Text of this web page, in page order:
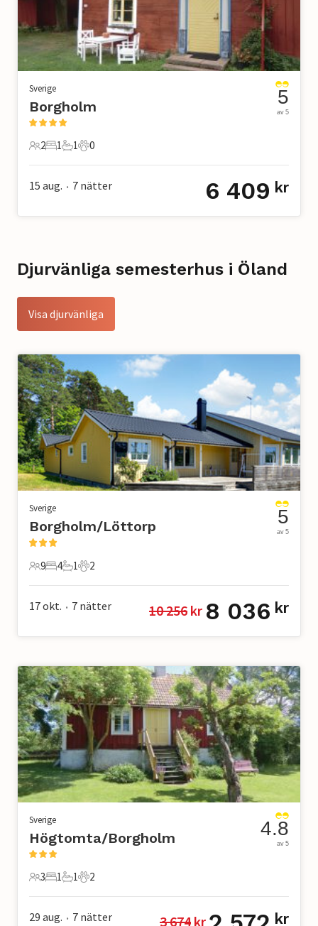
Sverige
Borgholm
2 Gäster
2
1 Sovrum
1
1 Badrum
1
0 Husdjur
0
5
av 5
15 aug. • 7 nätter 6 409 kr
Djurvänliga semesterhus i Öland
Visa djurvänliga
Sverige
Borgholm/Löttorp
9 Gäster
9
4 Sovrum
4
1 Badrum
1
2 Husdjur
2
5
av 5
17 okt. • 7 nätter 10 256 kr 8 036 kr
Sverige
Högtomta/Borgholm
3 Gäster
3
1 Sovrum
1
1 Badrum
1
2 Husdjur
2
4.8
av 5
29 aug. • 7 nätter 3 674 kr kr